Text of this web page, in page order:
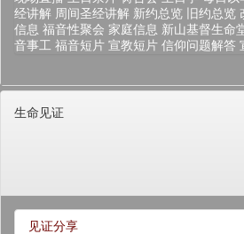
经讲解 周间圣经讲解 新约总览 旧约总览
信息 福音性聚会 家庭信息 新山基督生命
音事工 福音短片 宣教短片 信仰问题解答
生命见证
见证分享